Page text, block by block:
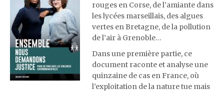
rouges en Corse, de l’amiante dans
les lycées marseillais, des algues
vertes en Bretagne, de la pollution
de l’air à Grenoble…
Dans une première partie, ce
document raconte et analyse une
quinzaine de cas en France, où
l’exploitation de la nature tue mais